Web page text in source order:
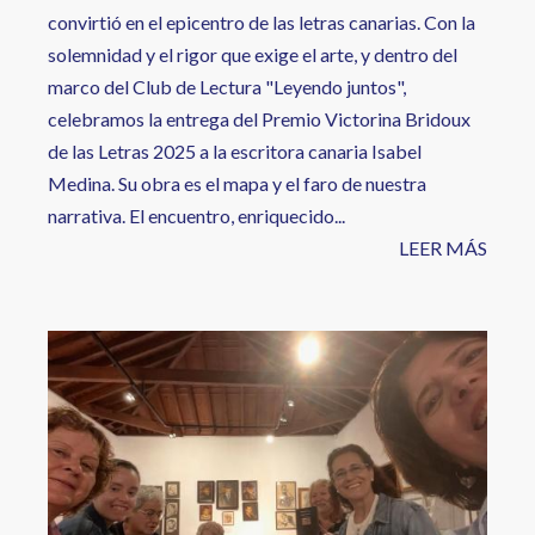
convirtió en el epicentro de las letras canarias. Con la
solemnidad y el rigor que exige el arte, y dentro del
marco del Club de Lectura "Leyendo juntos",
celebramos la entrega del Premio Victorina Bridoux
de las Letras 2025 a la escritora canaria Isabel
Medina. Su obra es el mapa y el faro de nuestra
narrativa. El encuentro, enriquecido...
LEER MÁS
Image